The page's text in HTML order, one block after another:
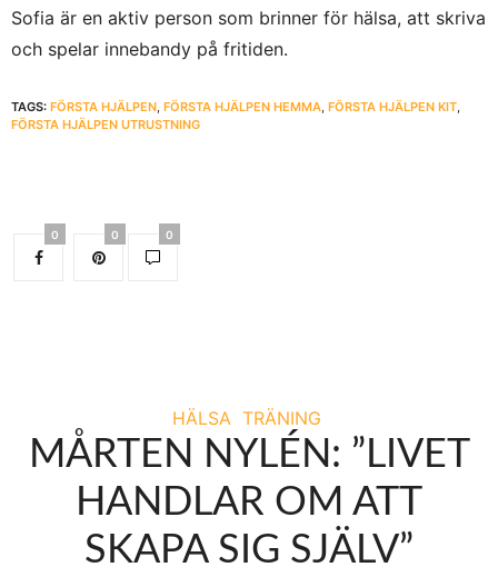
Sofia är en aktiv person som brinner för hälsa, att skriva
och spelar innebandy på fritiden.
TAGS: FÖRSTA HJÄLPEN, FÖRSTA HJÄLPEN HEMMA, FÖRSTA HJÄLPEN KIT,
FÖRSTA HJÄLPEN UTRUSTNING
0 0 0
HÄLSA TRÄNING
MÅRTEN NYLÉN: ”LIVET
HANDLAR OM ATT
SKAPA SIG SJÄLV”